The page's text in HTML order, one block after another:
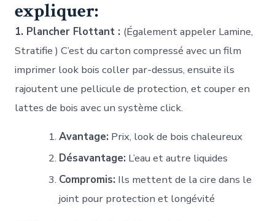
expliquer:
1. Plancher Flottant : (Également appeler Lamine,
Stratifie ) C’est du carton compressé avec un film
imprimer look bois coller par-dessus, ensuite ils
rajoutent une pellicule de protection, et couper en
lattes de bois avec un système click.
Avantage: Prix, look de bois chaleureux
Désavantage: L’eau et autre liquides
Compromis: Ils mettent de la cire dans le
joint pour protection et longévité